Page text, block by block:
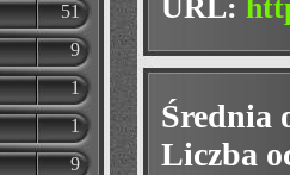
51
9
1
1
9
URL:
Średnia
Liczba